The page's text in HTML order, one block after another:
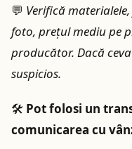
💬 Verifică
foto, preţul mediu pe
producător. Dacă
suspicios.
🛠️ Pot folosi un
comunicarea cu